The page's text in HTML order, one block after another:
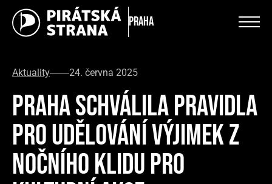
Praha
Aktuality 24. června 2025
PRAHA SCHVÁLILA PRAVIDLA
PRO UDĚLOVÁNÍ VÝJIMEK Z
NOČNÍHO KLIDU PRO